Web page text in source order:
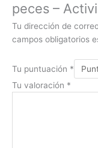
peces –
Tu dirección de
campos obligatorios
Tu puntuación *
Tu valoración *